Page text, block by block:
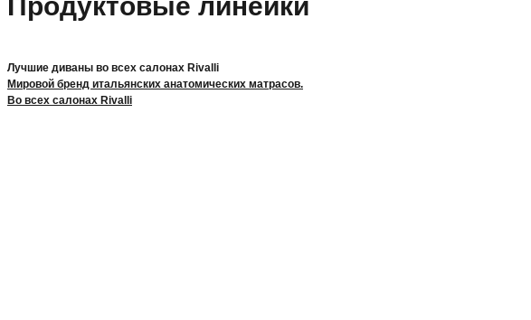
Лучшие диваны во всех салонах Rivalli
Мировой бренд итальянских анатомических матрасов.
Во всех салонах Rivalli